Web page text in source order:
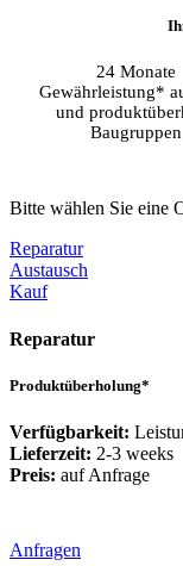
24 Monate
Gewährleistung*
und
Baugruppen
Bitte wählen Sie eine
Reparatur
Austausch
Kauf
Reparatur
Produktüberholung*
Verfügbarkeit:
Lieferzeit: 2-3 weeks
Preis: auf Anfrage
Anfragen